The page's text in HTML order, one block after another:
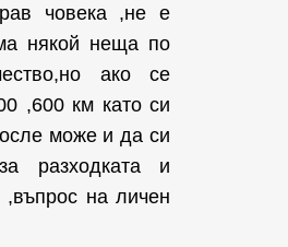
човека ,не е
някой неща по
ако се
,600 км като си
може и да си
разходката и
на личен